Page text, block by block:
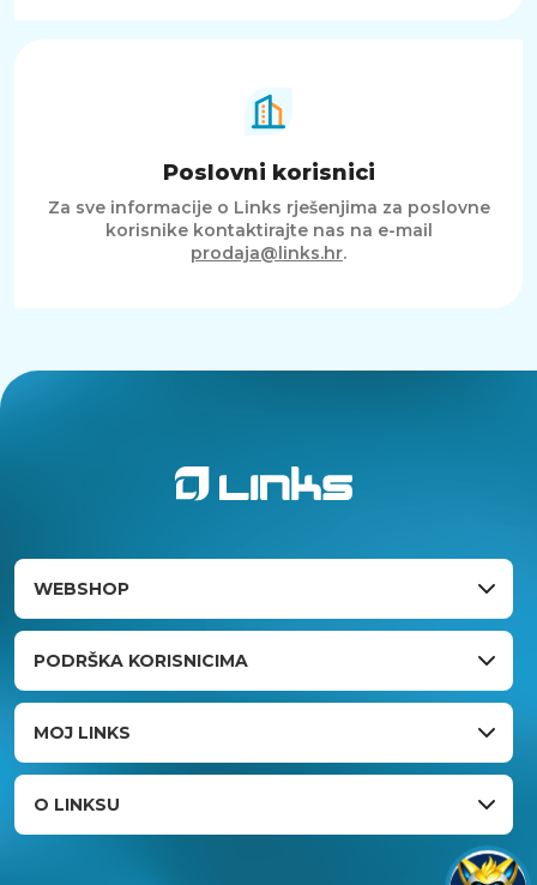
Poslovni korisnici
Za sve informacije o Links rješenjima za poslovne
korisnike kontaktirajte nas na e-mail
prodaja@links.hr.
WEBSHOP
PODRŠKA KORISNICIMA
MOJ LINKS
O LINKSU